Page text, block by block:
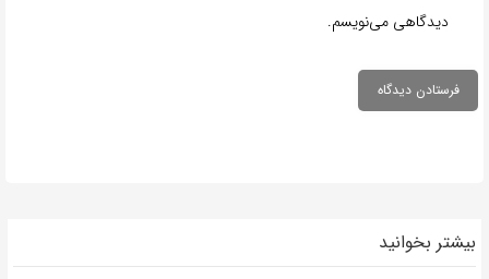
دیدگاهی می‌نویسم.
بیشتر بخوانید